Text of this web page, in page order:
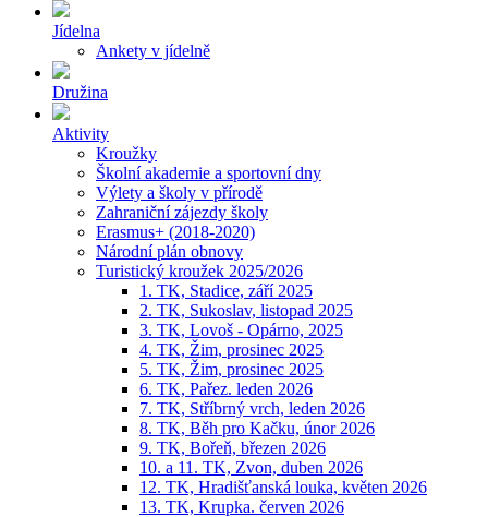
Jídelna
Ankety v jídelně
Družina
Aktivity
Kroužky
Školní akademie a sportovní dny
Výlety a školy v přírodě
Zahraniční zájezdy školy
Erasmus+ (2018-2020)
Národní plán obnovy
Turistický kroužek 2025/2026
1. TK, Stadice, září 2025
2. TK, Sukoslav, listopad 2025
3. TK, Lovoš - Opárno, 2025
4. TK, Žim, prosinec 2025
5. TK, Žim, prosinec 2025
6. TK, Pařez. leden 2026
7. TK, Stříbrný vrch, leden 2026
8. TK, Běh pro Kačku, únor 2026
9. TK, Bořeň, březen 2026
10. a 11. TK, Zvon, duben 2026
12. TK, Hradišťanská louka, květen 2026
13. TK, Krupka. červen 2026